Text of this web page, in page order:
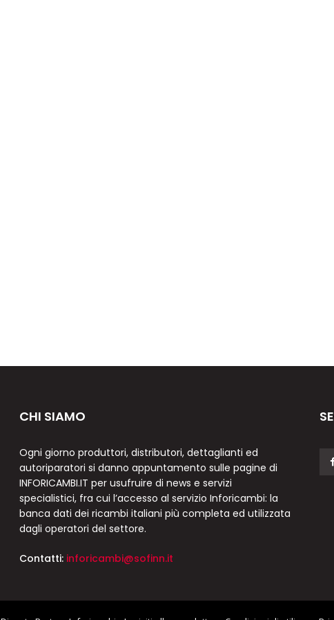
CHI SIAMO
Ogni giorno produttori, distributori, dettaglianti ed
autoriparatori si danno appuntamento sulle pagine di
INFORICAMBI.IT per usufruire di news e servizi
specialistici, fra cui l’accesso al servizio Inforicambi: la
banca dati dei ricambi italiani più completa ed utilizzata
dagli operatori del settore.
Contatti: inforicambi@sofinn.it